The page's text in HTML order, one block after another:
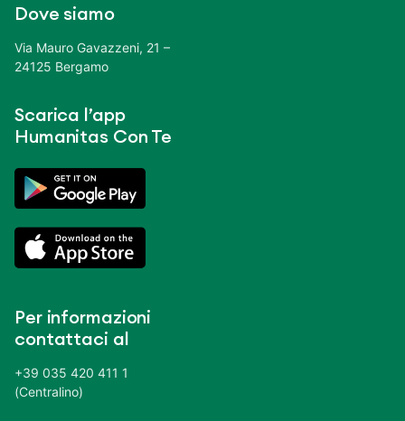
Dove siamo
Via Mauro Gavazzeni, 21 –
24125 Bergamo
Scarica l’app
Humanitas Con Te
Per informazioni
contattaci al
+39 035 420 411 1
(Centralino)